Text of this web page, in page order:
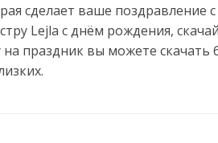
сделает ваше поздравление
Lejla с днём рождения,
праздник вы можете скачать